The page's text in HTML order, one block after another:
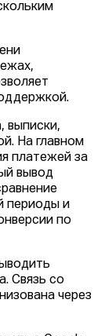
выписки,
На главном
платежей за
вывод
периоды и
по
Связь со
через